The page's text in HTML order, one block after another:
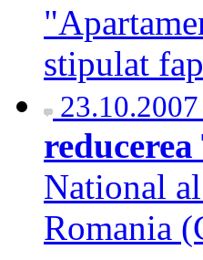
stipulat
23.10.2007
National
Romania